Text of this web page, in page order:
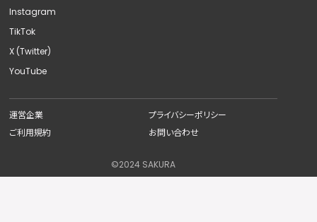
Instagram
TikTok
X (Twitter)
YouTube
運営企業
プライバシーポリシー
ご利用規約
お問い合わせ
©︎2024 SAKURA